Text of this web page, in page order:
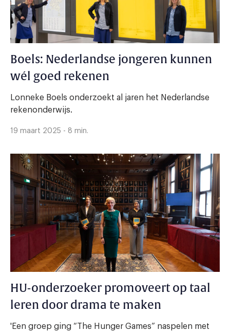
Boels: Nederlandse jongeren kunnen
wél goed rekenen
Lonneke Boels onderzoekt al jaren het Nederlandse
rekenonderwijs.
19 maart 2025 - 8 min.
HU-onderzoeker promoveert op taal
leren door drama te maken
'Een groep ging “The Hunger Games” naspelen met